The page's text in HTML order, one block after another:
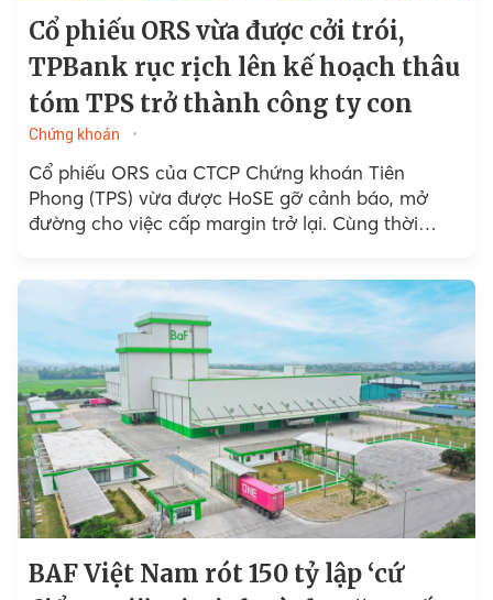
Cổ phiếu ORS vừa được cởi trói,
TPBank rục rịch lên kế hoạch thâu
tóm TPS trở thành công ty con
Chứng khoán
Cổ phiếu ORS của CTCP Chứng khoán Tiên
Phong (TPS) vừa được HoSE gỡ cảnh báo, mở
đường cho việc cấp margin trở lại. Cùng thời
BAF Việt Nam rót 150 tỷ lập ‘cứ